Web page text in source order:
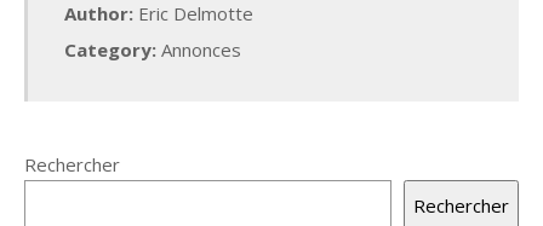
Author: Eric Delmotte
Category: Annonces
Rechercher
Rechercher